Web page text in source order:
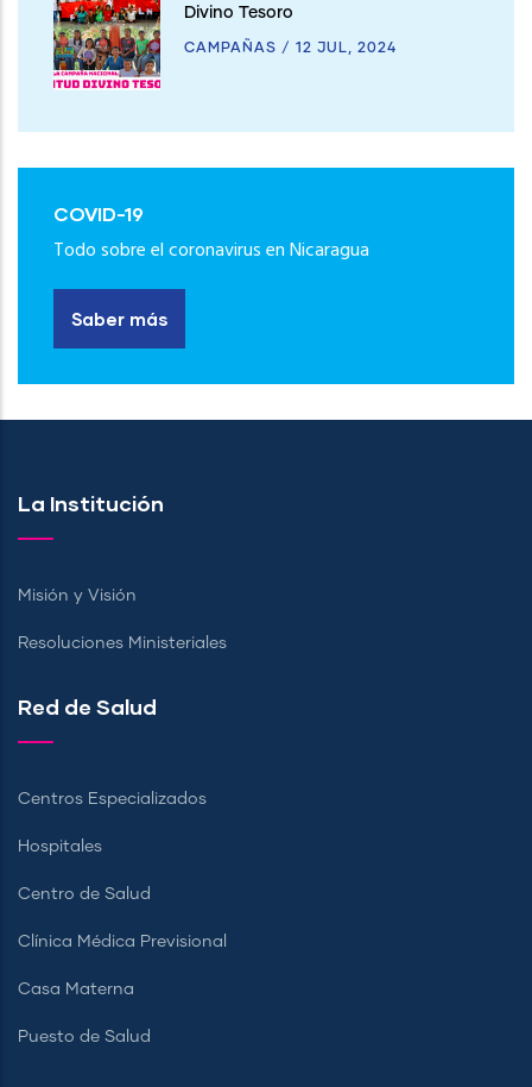
Divino Tesoro
CAMPAÑAS / 12 JUL, 2024
COVID-19
Todo sobre el coronavirus en Nicaragua
Saber más
La Institución
Misión y Visión
Resoluciones Ministeriales
Red de Salud
Centros Especializados
Hospitales
Centro de Salud
Clínica Médica Previsional
Casa Materna
Puesto de Salud